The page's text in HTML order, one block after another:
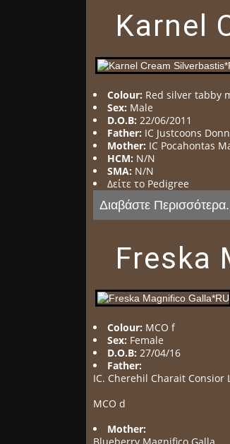
Karnel
Colour: Red silver tabby
Sex: Male
D.O.B: 22/06/2011
Father: IC Justcoons
Mother: IC Pocahontas
HCM: N/N
SMA: N/N
Δείτε το Pedigree
Διαβάστε
Freska
Colour: MCO f
Sex: Female
D.O.B: 27/04/16
Father:
IC. Cherehil Charait Consior
MCO d
Mother: